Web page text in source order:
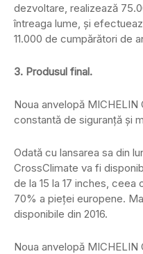
dezvoltare, realizează
întreaga lume, și
11.000 de cumpărători de
3. Produsul final.
Noua anvelopă
constantă de siguranţă și
Odată cu lansarea sa din
CrossClimate va fi
de la 15 la 17 inches,
70% a pieței europene.
disponibile din 2016.
Noua anvelopă